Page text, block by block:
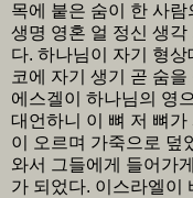
목에 붙은 숨이 한 사
생명 영혼 얼 정신 생
다. 하나님이 자기 형
코에 자기 생기 곧 숨
에스겔이 하나님의 영
대언하니 이 뼈 저 뼈
이 오르며 가죽으로 덮
와서 그들에게 들어가
가 되었다. 이스라엘이